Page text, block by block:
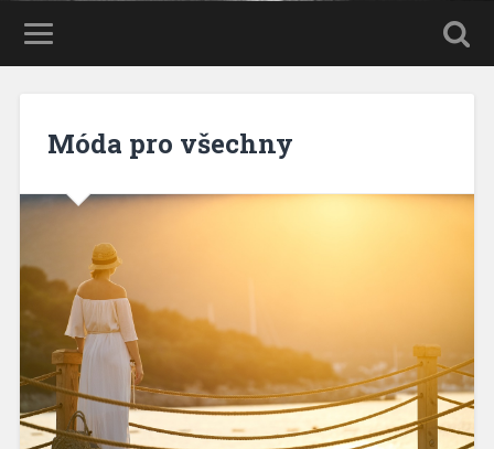
Móda pro všechny